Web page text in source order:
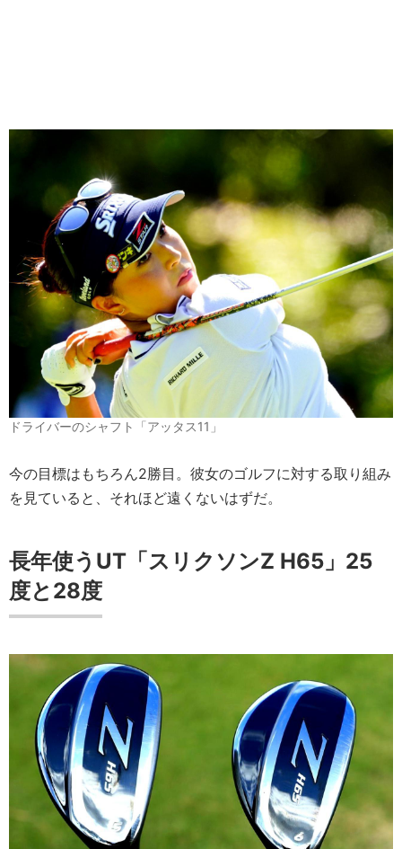
ドライバーのシャフト「アッタス11」
今の目標はもちろん2勝目。彼女のゴルフに対する取り組み
を見ていると、それほど遠くないはずだ。
長年使うUT「スリクソンZ H65」25
度と28度